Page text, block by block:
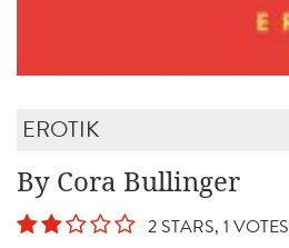
EROTIK
By Cora Bullinger
2 STARS, 1 VOTES